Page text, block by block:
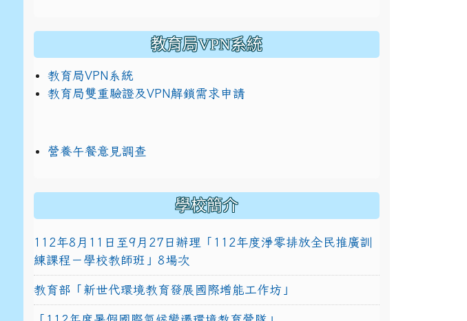
教育局VPN系統
教育局VPN系統
教育局雙重驗證及VPN解鎖需求申請
營養午餐意見調查
學校簡介
112年8月11日至9月27日辦理「112年度淨零排放全民推廣訓
練課程－學校教師班」8場次
教育部「新世代環境教育發展國際增能工作坊」